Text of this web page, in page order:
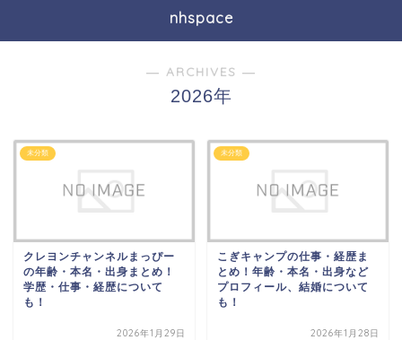
nhspace
― ARCHIVES ―
2026年
未分類
クレヨンチャンネルまっぴー
の年齢・本名・出身まとめ！
学歴・仕事・経歴について
も！
2026年1月29日
未分類
こぎキャンプの仕事・経歴ま
とめ！年齢・本名・出身など
プロフィール、結婚について
も！
2026年1月28日